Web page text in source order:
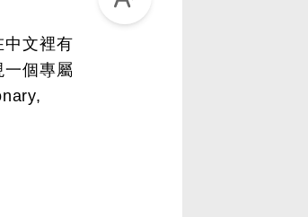
中文裡有
一個專屬